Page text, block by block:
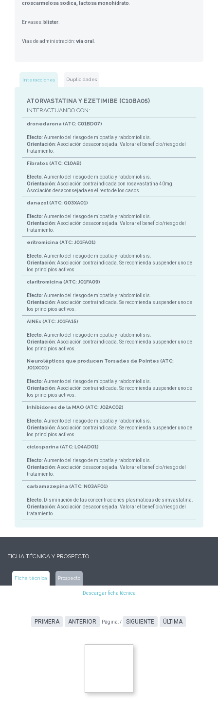
croscarmelosa sodica, lactosa monohidrato
Envases: blister
Vias de administración:vía oral
Interacciones Duplicidades
ATORVASTATINA Y EZETIMIBE (C10BA05)
INTERACTUANDO CON:
dronedarona (ATC: C01BD07)
Efecto: Aumento del riesgo de miopatía y rabdomiolisis.
Orientación: Asociación desaconsejada. Valorar el beneficio/riesgo del
tratamiento.
Fibratos (ATC: C10AB)
Efecto: Aumento del riesgo de miopatía y rabdomiolisis.
Orientación: Asociación contraindicada con rosavastatina 40mg.
Asociación desaconsejada en el resto de los casos.
danazol (ATC: G03XA01)
Efecto: Aumento del riesgo de miopatía y rabdomiolisis.
Orientación: Asociación desaconsejada. Valorar el beneficio/riesgo del
tratamiento.
eritromicina (ATC: J01FA01)
Efecto: Aumento del riesgo de miopatía y rabdomiolisis.
Orientación: Asociación contraindicada. Se recomienda suspender uno de
los principios activos.
claritromicina (ATC: J01FA09)
Efecto: Aumento del riesgo de miopatía y rabdomiolisis.
Orientación: Asociación contraindicada. Se recomienda suspender uno de
los principios activos.
AINEs (ATC: J01FA15)
Efecto: Aumento del riesgo de miopatía y rabdomiolisis.
Orientación: Asociación contraindicada. Se recomienda suspender uno de
los principios activos.
Neurolépticos que producen Torsades de Pointes (ATC:
J01XC01)
Efecto: Aumento del riesgo de miopatía y rabdomiolisis.
Orientación: Asociación contraindicada. Se recomienda suspender uno de
los principios activos.
Inhibidores de la MAO (ATC: J02AC02)
Efecto: Aumento del riesgo de miopatía y rabdomiolisis.
Orientación: Asociación contraindicada. Se recomienda suspender uno de
los principios activos.
ciclosporina (ATC: L04AD01)
Efecto: Aumento del riesgo de miopatía y rabdomiolisis.
Orientación: Asociación desaconsejada. Valorar el beneficio/riesgo del
tratamiento.
carbamazepina (ATC: N03AF01)
Efecto: Disminución de las concentraciones plasmáticas de simvastatina.
Orientación: Asociación desaconsejada. Valorar el beneficio/riesgo del
tratamiento.
FICHA TÉCNICA Y PROSPECTO
Ficha técnica Prospecto
Descargar ficha técnica
PRIMERA ANTERIOR Página:/ SIGUIENTE ÚLTIMA